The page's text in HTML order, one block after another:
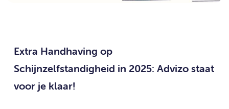
Extra Handhaving op
Schijnzelfstandigheid in 2025: Advizo staat
voor je klaar!